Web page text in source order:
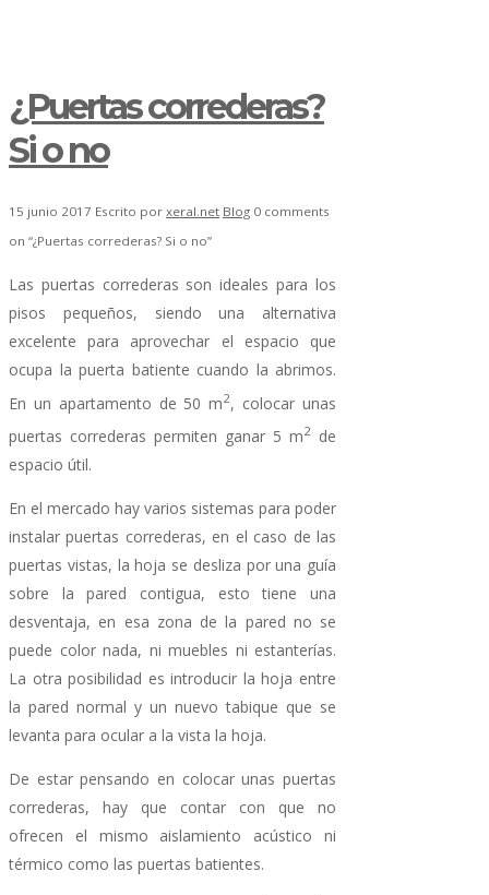
¿Puertas correderas?
Si o no
15 junio 2017 Escrito por xeral.net Blog 0 comments
on “¿Puertas correderas? Si o no”
Las puertas correderas son ideales para los
pisos pequeños, siendo una alternativa
excelente para aprovechar el espacio que
ocupa la puerta batiente cuando la abrimos.
En un apartamento de 50 m2, colocar unas
puertas correderas permiten ganar 5 m2 de
espacio útil.
En el mercado hay varios sistemas para poder
instalar puertas correderas, en el caso de las
puertas vistas, la hoja se desliza por una guía
sobre la pared contigua, esto tiene una
desventaja, en esa zona de la pared no se
puede color nada, ni muebles ni estanterías.
La otra posibilidad es introducir la hoja entre
la pared normal y un nuevo tabique que se
levanta para ocular a la vista la hoja.
De estar pensando en colocar unas puertas
correderas, hay que contar con que no
ofrecen el mismo aislamiento acústico ni
térmico como las puertas batientes.